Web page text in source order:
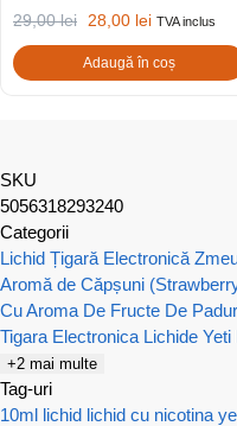
29,00lei 28,00 lei TVA inclus
Adaugă în coș
SKU
5056318293240
Categorii
Lichid Țigară Electronică
Aromă de Căpșuni
Cu Aroma De Fructe De
Tigara Electronica Lichide
+2 mai multe
Tag-uri
10ml lichid lichid cu nicotina